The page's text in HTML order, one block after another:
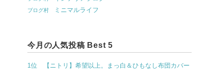
ブログ村 ミニマルライフ
今月の人気投稿 Best 5
1位 【ニトリ】希望以上。まっ白＆ひもなし布団カバー